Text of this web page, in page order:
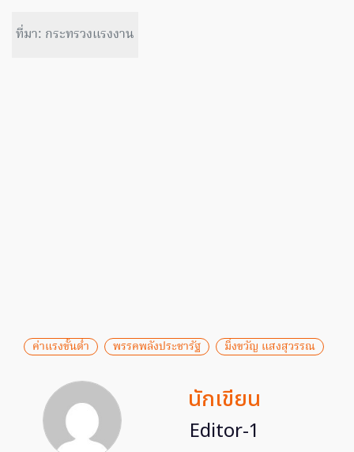
ที่มา: กระทรวงแรงงาน
ค่าแรงขั้นต่ำ พรรคพลังประชารัฐ มิ่งขวัญ แสงสุวรรณ
นักเขียน
Editor-1